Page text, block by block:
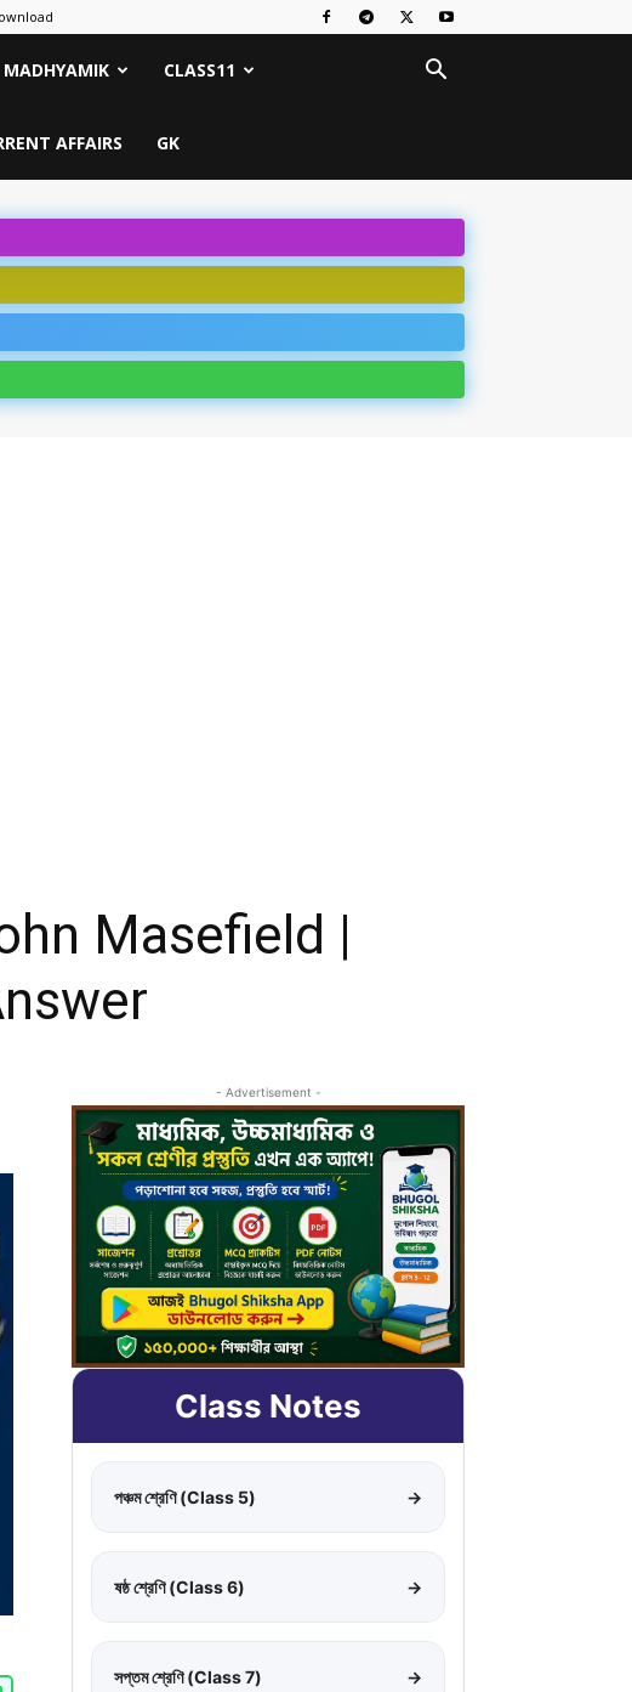
MADHYAMIK CLASS11
AFFAIRS GK
Masefield |
- Advertisement -
Class Notes
পঞ্চম শ্রেণি (Class 5) →
ষষ্ঠ শ্রেণি (Class 6) →
সপ্তম শ্রেণি (Class 7) →